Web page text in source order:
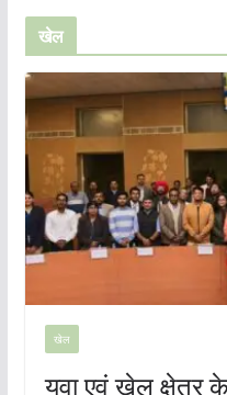
खेल
खेल
युवा एवं खेल क्षेत्र